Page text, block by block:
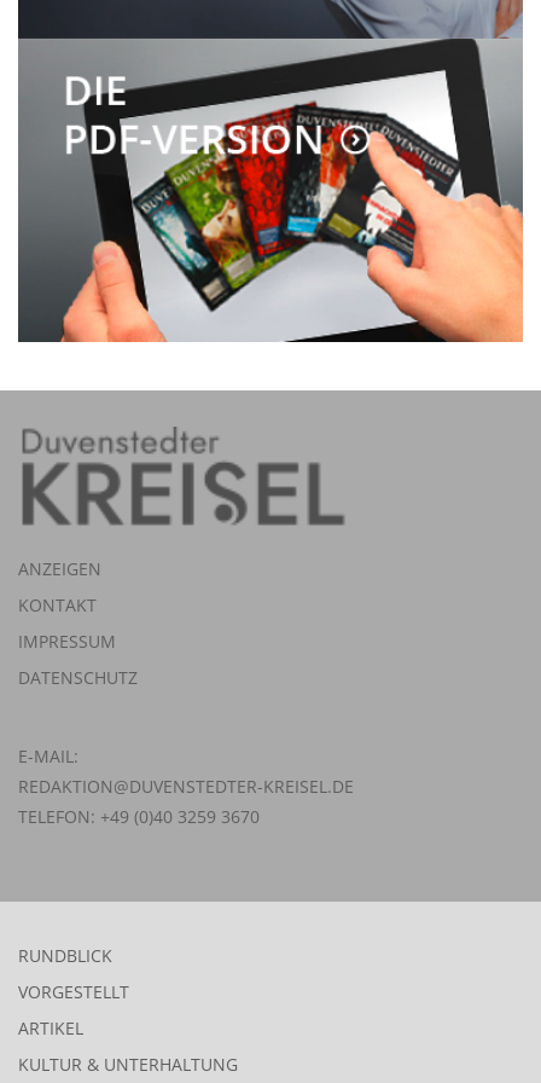
ANZEIGEN
KONTAKT
IMPRESSUM
DATENSCHUTZ
E-MAIL:
REDAKTION@DUVENSTEDTER-KREISEL.DE
TELEFON: +49 (0)40 3259 3670
RUNDBLICK
VORGESTELLT
ARTIKEL
KULTUR & UNTERHALTUNG